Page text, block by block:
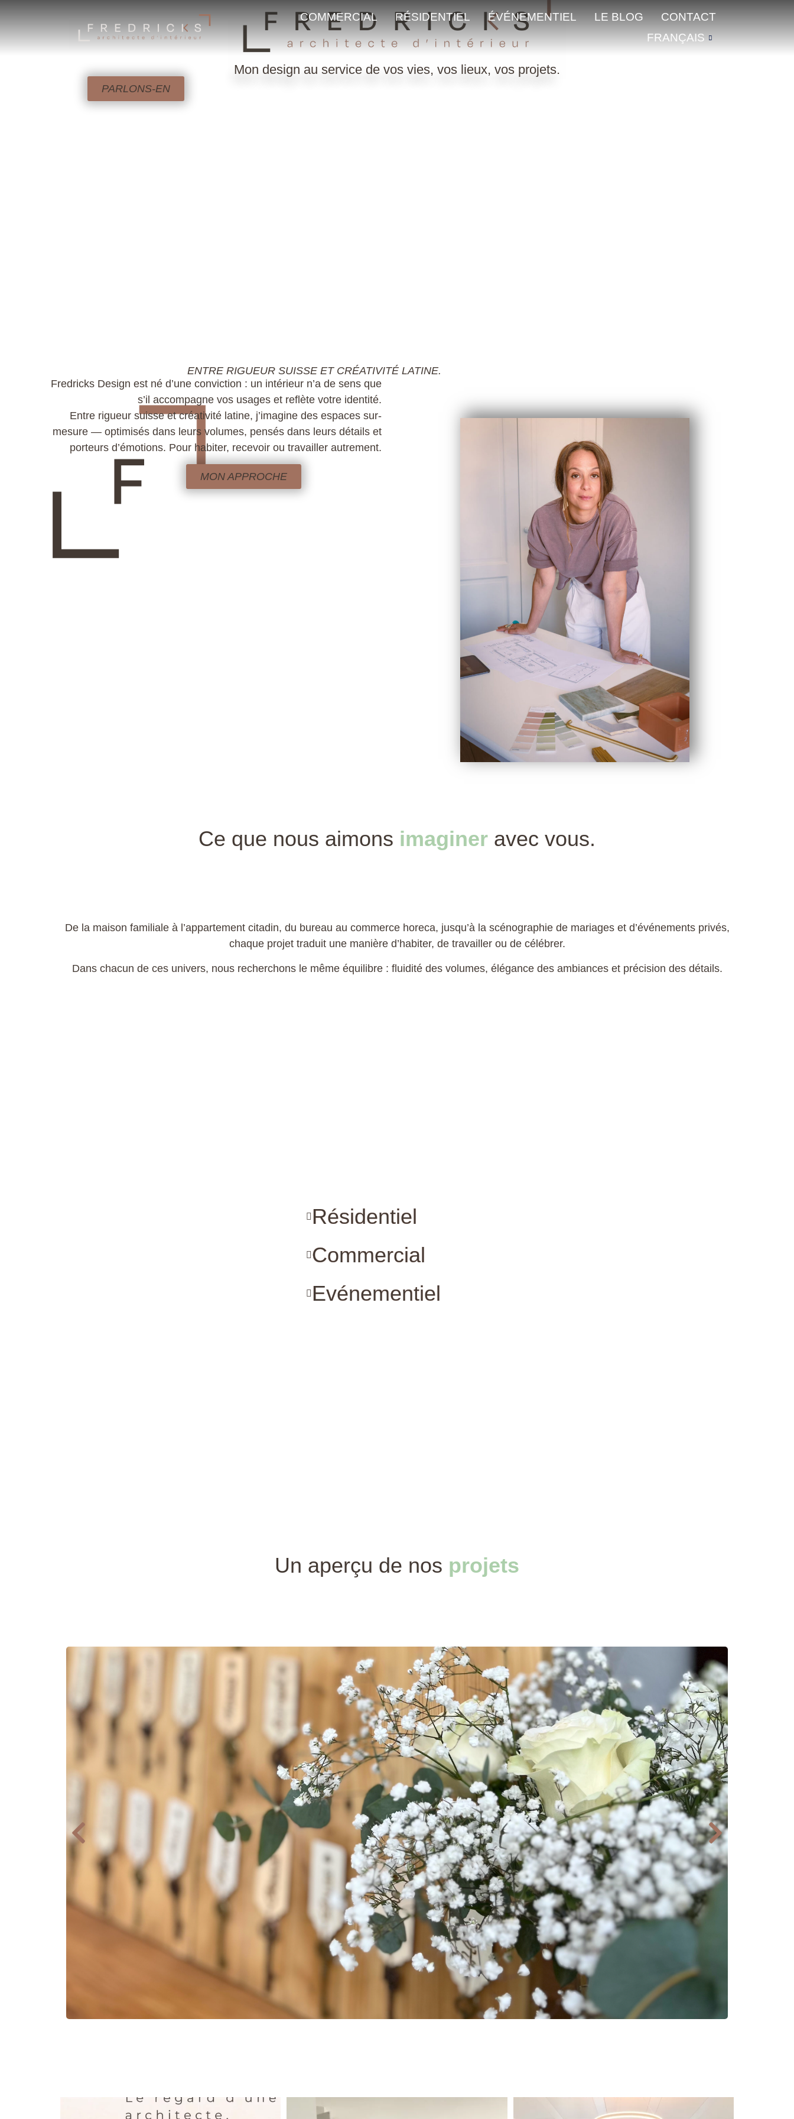
COMMERCIAL RÉSIDENTIEL ÉVÉNEMENTIEL LE BLOG
CONTACT
FRANÇAIS
Mon design au service de vos vies, vos lieux, vos projets.
PARLONS-EN
ENTRE RIGUEUR SUISSE ET CRÉATIVITÉ LATINE.
Fredricks Design est né d’une conviction : un intérieur n’a de sens que
s’il accompagne vos usages et reflète votre identité.
Entre rigueur suisse et créativité latine, j’imagine des espaces sur-
mesure — optimisés dans leurs volumes, pensés dans leurs détails et
porteurs d’émotions. Pour habiter, recevoir ou travailler autrement.
MON APPROCHE
Ce que nous aimons imaginer avec vous.
De la maison familiale à l’appartement citadin, du bureau au commerce horeca, jusqu’à la scénographie de mariages et d’événements privés,
chaque projet traduit une manière d’habiter, de travailler ou de célébrer.
Dans chacun de ces univers, nous recherchons le même équilibre : fluidité des volumes, élégance des ambiances et précision des détails.
Résidentiel
Commercial
Evénementiel
Un aperçu de nos projets